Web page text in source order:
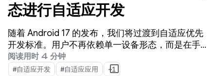
态进行自适应开发
随着 Android 17 的发布，我们将过渡到自适应优先
开发标准。用户不再依赖单一设备形态，而是在手
机、可折叠设备、平板电脑、笔记本电脑、车载显示
屏和沉浸式 XR 环境之间切换。
阅读用时 4 分钟
#自适应开发 #自适应应用 +1